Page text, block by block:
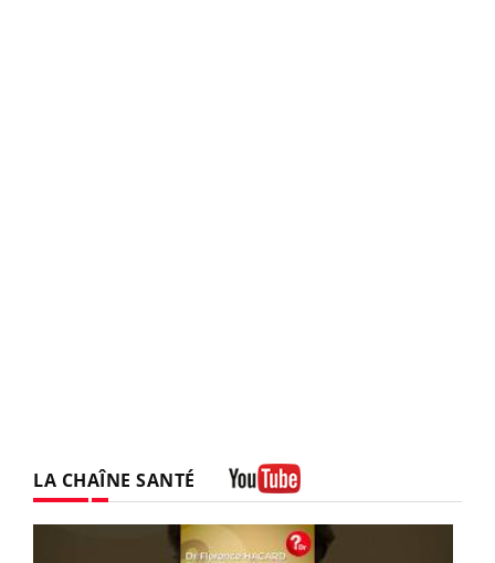
LA CHAÎNE SANTÉ